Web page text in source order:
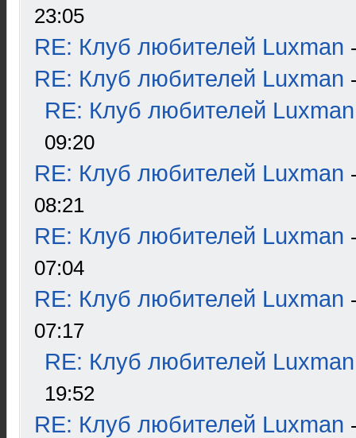
23:05
RE: Клуб любителей Luxman
RE: Клуб любителей Luxman
RE: Клуб любителей Luxman
09:20
RE: Клуб любителей Luxman
08:21
RE: Клуб любителей Luxman
07:04
RE: Клуб любителей Luxman
07:17
RE: Клуб любителей Luxman
19:52
RE: Клуб любителей Luxman